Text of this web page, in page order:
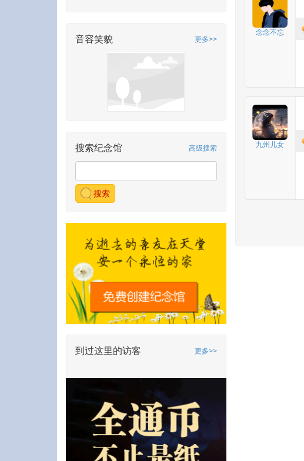
音容笑貌 更多>>
搜索纪念馆 高级搜索
搜索
到过这里的访客 更多>>
念念不忘
九州儿女